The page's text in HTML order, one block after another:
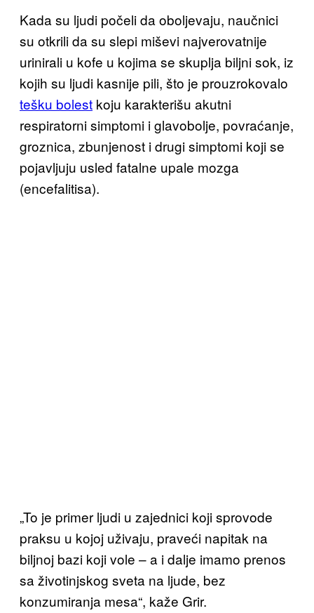
Kada su ljudi počeli da oboljevaju, naučnici
su otkrili da su slepi miševi najverovatnije
urinirali u kofe u kojima se skuplja biljni sok, iz
kojih su ljudi kasnije pili, što je prouzrokovalo
tešku bolest koju karakterišu akutni
respiratorni simptomi i glavobolje, povraćanje,
groznica, zbunjenost i drugi simptomi koji se
pojavljuju usled fatalne upale mozga
(encefalitisa).
„To je primer ljudi u zajednici koji sprovode
praksu u kojoj uživaju, praveći napitak na
biljnoj bazi koji vole – a i dalje imamo prenos
sa životinjskog sveta na ljude, bez
konzumiranja mesa“, kaže Grir.